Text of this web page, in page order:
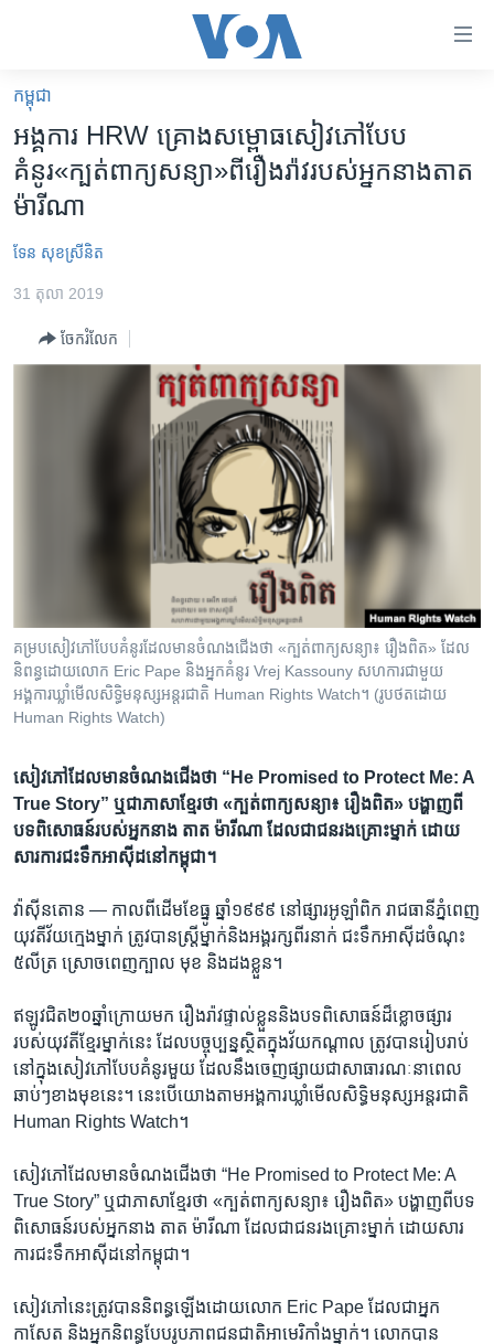
គេហទំព័រ​
ទាក់ទង
រំលង​
និង​
ចូល​
ទំព័រ​
ព័ត៌មាន​​
រំលង​
ទៅ​
កាន់​
ទំព័រ​
ស្វែង​
កម្ពុជា
អន្តរជាតិ
អាមេរិក
ព្រឹត្តិការណ៍ព័ត៌មាន
ភាសា
កម្ពុជា
អង្គការ HRW គ្រោង​សម្ពោធសៀវភៅបែប
គំនូរ«ក្បត់ពាក្យសន្យា‍»ពីរឿងរ៉ាវរបស់អ្នកនាងតាត
ម៉ារីណា
ទែន សុខស្រីនិត
31 តុលា 2019
ចែករំលែក
គម្រប​សៀវភៅ​បែប​គំនូរ​ដែល​មាន​ចំណង​ជើង​ថា «ក្បត់ពាក្យសន្យា៖ រឿងពិត‍» ដែល​
និពន្ធដោយ​លោក Eric Pape និង​អ្នក​គំនូរ Vrej Kassouny សហការ​ជាមួយ​
អង្គការ​ឃ្លាំមើល​សិទ្ធិមនុស្សអន្តរជាតិ Human Rights Watch។ (រូបថតដោយ
Human Rights Watch)
​​សៀវភៅ​ដែល​មាន​ចំណង​ជើង​ថា “He Promised to Protect Me: A
True Story” ឬ​ជា​ភាសា​ខ្មែរ​ថា «ក្បត់​ពាក្យ​សន្យា៖ រឿង​ពិត‍» ​បង្ហាញ​ពី​
បទពិសោធន៍​របស់​អ្នក​នាង តាត ម៉ារីណា ដែល​ជា​ជន​រងគ្រោះ​ម្នាក់​ ដោយ​
សារ​ការ​ជះ​ទឹក​អាស៊ីដ​នៅ​កម្ពុជា។
វ៉ាស៊ីនតោន — កាលពី​ដើម​ខែធ្នូ ឆ្នាំ​១៩៩៩ នៅ​ផ្សារ​អូឡាំពិក ​រាជធានី​ភ្នំពេញ
យុវតី​វ័យ​ក្មេង​ម្នាក់ ត្រូវបាន​ស្ត្រី​ម្នាក់​និង​អង្គរក្ស​ពីរ​នាក់ ជះ​ទឹក​អាស៊ីដ​ចំណុះ​
៥លីត្រ​ ស្រោច​ពេញ​ក្បាល មុខ និង​ដងខ្លួន។
ឥឡូវ​ជិត​២០ឆ្នាំ​ក្រោយ​មក រឿងរ៉ាវផ្ទាល់ខ្លួន​និង​បទ​ពិសោធន៍​ដ៏​ខ្លោចផ្សារ​
របស់​យុវតី​ខ្មែរ​ម្នាក់​នេះ​ ដែល​បច្ចុប្បន្ន​ស្ថិតក្នុងវ័យកណ្តាល ត្រូវបាន​រៀបរាប់​
នៅក្នុង​សៀវភៅ​បែប​គំនូរ​មួយ ដែល​នឹង​ចេញ​ផ្សាយ​ជា​សាធារណៈ​នា​ពេល​
ឆាប់ៗ​ខាង​មុខ​នេះ។ នេះ​បើ​យោង​តាម​អង្គការ​ឃ្លាំ​មើល​សិទ្ធិ​មនុស្ស​អន្តរជាតិ
Human Rights Watch។
សៀវភៅ​ដែល​មាន​ចំណង​ជើង​ថា “He Promised to Protect Me: A
True Story” ឬ​ជា​ភាសា​ខ្មែរ​ថា «ក្បត់​ពាក្យ​សន្យា៖ រឿង​ពិត‍» ​បង្ហាញ​ពី​បទ
ពិសោធន៍​របស់​អ្នក​នាង តាត ម៉ារីណា ដែល​ជា​ជន​រងគ្រោះ​ម្នាក់​ ដោយ​សារ​
ការ​ជះ​ទឹក​អាស៊ីដ​នៅ​កម្ពុជា។
សៀវភៅ​នេះ​ត្រូវបាន​និពន្ធ​ឡើង​ដោយ​លោក Eric Pape ដែល​ជា​អ្នក​
កាសែត និង​អ្នក​និពន្ធ​បែប​រូបភាព​ជនជាតិ​អាមេរិកាំង​ម្នាក់។ លោក​បាន​